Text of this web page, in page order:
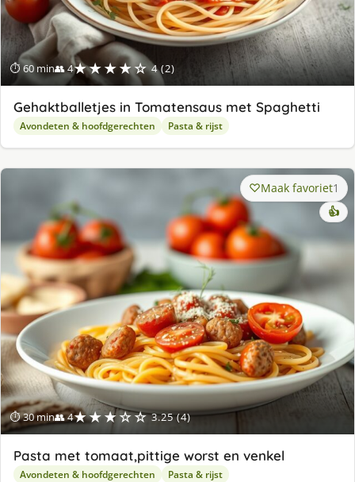
⏱ 60 min👥 4★★★★☆ 4 (2)
Gehaktballetjes in Tomatensaus met Spaghetti
Avondeten & hoofdgerechten Pasta & rijst
⏱ 30 min👥 4★★★☆☆ 3.25 (4)
Maak favoriet1
👍
Pasta met tomaat,pittige worst en venkel
Avondeten & hoofdgerechten Pasta & rijst